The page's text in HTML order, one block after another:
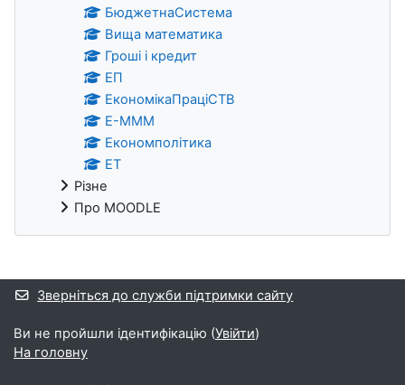
БюджетнаСистема
Вища математика
Гроші і кредит
ЕП
ЕкономікаПраціСТВ
Е-МММ
Економполітика
ЕТ
Різне
Про MOODLE
Додаткові блоки
Зверніться до служби підтримки сайту
Ви не пройшли ідентифікацію (Увійти)
На головну